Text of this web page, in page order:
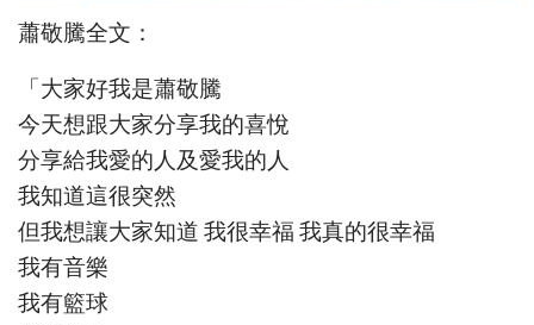
蕭敬騰全文：
「大家好我是蕭敬騰
今天想跟大家分享我的喜悅
分享給我愛的人及愛我的人
我知道這很突然
但我想讓大家知道 我很幸福 我真的很幸福
我有音樂
我有籃球